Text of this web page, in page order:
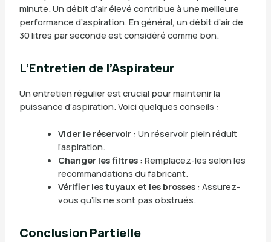
minute. Un débit d’air élevé contribue à une meilleure
performance d’aspiration. En général, un débit d’air de
30 litres par seconde est considéré comme bon.
L’Entretien de l’Aspirateur
Un entretien régulier est crucial pour maintenir la
puissance d’aspiration. Voici quelques conseils :
Vider le réservoir: Un réservoir plein réduit
l’aspiration.
Changer les filtres: Remplacez-les selon les
recommandations du fabricant.
Vérifier les tuyaux et les brosses: Assurez-
vous qu’ils ne sont pas obstrués.
Conclusion Partielle